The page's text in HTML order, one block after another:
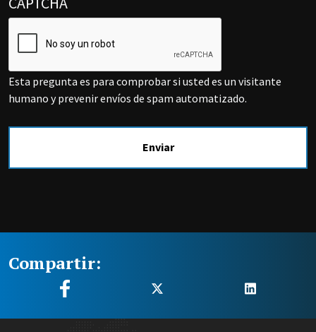
Esta pregunta es para comprobar si usted es un visitante
humano y prevenir envíos de spam automatizado.
Compartir: